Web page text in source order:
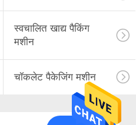
स्वचालित खाद्य पैकिंग
मशीन
चॉकलेट पैकेजिंग मशीन